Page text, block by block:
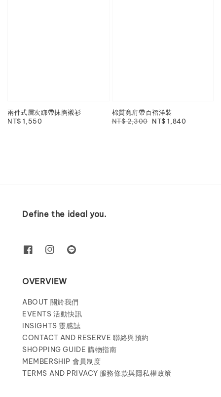
兩件式層次綁帶抹胸襯衫
Regular
NT$ 1,550
棉質寬肩帶百褶洋裝
Regular
NT$ 2,300 Sale
NT$ 1,840
Define the ideal you.
OVERVIEW
ABOUT 關於我們
EVENTS 活動快訊
INSIGHTS 靈感誌
CONTACT AND RESERVE 聯絡與預約
SHOPPING GUIDE 購物指南
MEMBERSHIP 會員制度
TERMS AND PRIVACY 服務條款與隱私權政策